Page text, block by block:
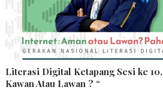
Literasi Digital Ketapang Sesi ke
Kawan Atau Lawan ? “